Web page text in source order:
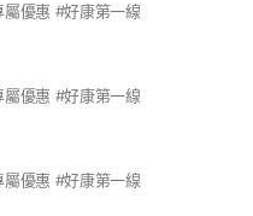
優惠 #好康第一線
優惠 #好康第一線
優惠 #好康第一線